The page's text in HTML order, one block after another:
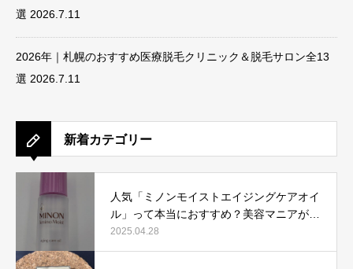
選 2026.7.11
2026年｜札幌のおすすめ医療脱毛クリニック＆脱毛サロン全13
選 2026.7.11
新着カテゴリー
人気「ミノンモイストエイジングケアオイ
ル」って本当におすすめ？美容マニアが実
際使用して口コミを検証！
2025.04.28